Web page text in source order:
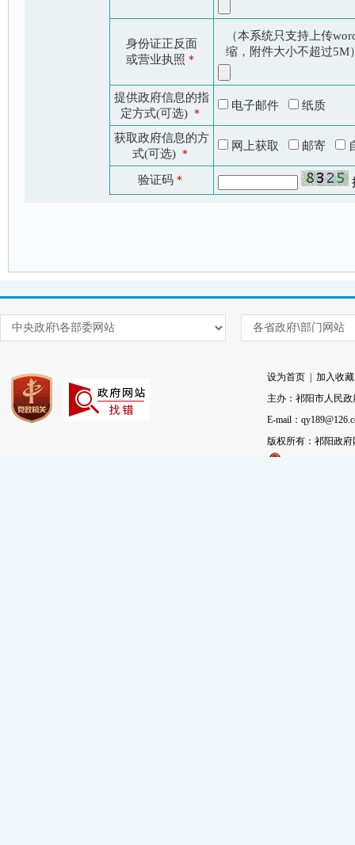
身份证正反面
或营业执照 ＊
（本系统只支持上传
缩，附件大小不超过5M
提供政府信息的指
定方式(可选) ＊
电子邮件 纸质
获取政府信息的方
式(可选) ＊
网上获取 邮寄
验证码 ＊